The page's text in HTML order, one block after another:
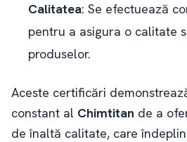
Calitatea: Se efectuează
pentru a asigura o calitate
produselor.
Aceste certificări
constant al Chimtitan de a
de înaltă calitate, care